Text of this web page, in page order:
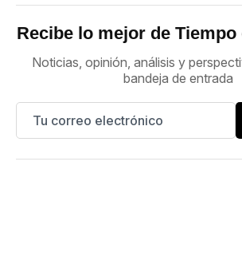
Recibe lo mejor de
Noticias, opinión, análisis y
bandeja de entrada